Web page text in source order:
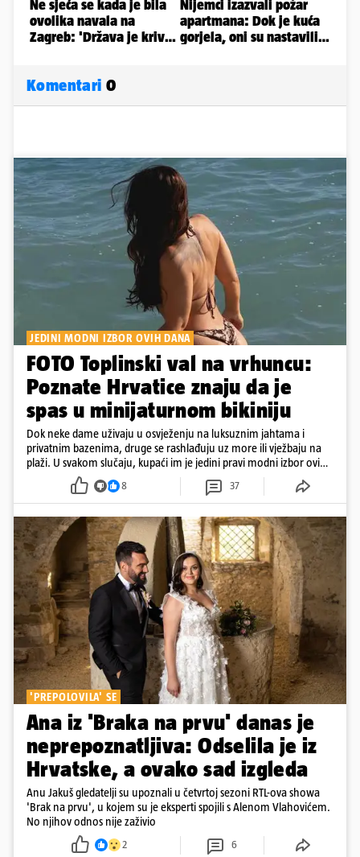
Komentari 0
JEDINI MODNI IZBOR OVIH DANA
FOTO Toplinski val na vrhuncu:
Poznate Hrvatice znaju da je
spas u minijaturnom bikiniju
Dok neke dame uživaju u osvježenju na luksuznim jahtama i
privatnim bazenima, druge se rashlađuju uz more ili vježbaju na
plaži. U svakom slučaju, kupaći im je jedini pravi modni izbor ovih
8 37
'PREPOLOVILA' SE
Ana iz 'Braka na prvu' danas je
neprepoznatljiva: Odselila je iz
Hrvatske, a ovako sad izgleda
Anu Jakuš gledatelji su upoznali u četvrtoj sezoni RTL-ova showa
'Brak na prvu', u kojem su je eksperti spojili s Alenom Vlahovićem.
No njihov odnos nije zaživio
2 6